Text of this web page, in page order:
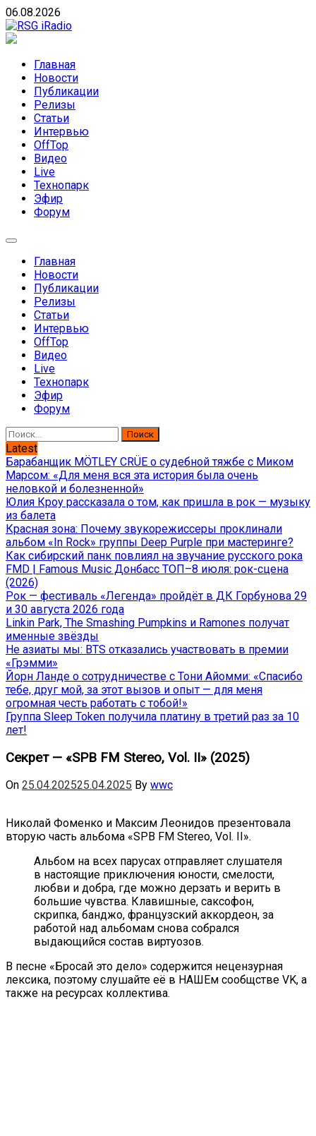
Skip
to
content
06.08.2026
направлений без возрастных ограничений
Главная
Новости
Публикации
Релизы
Статьи
Интервью
OffTop
Видео
Live
Технопарк
Эфир
Форум
Главная
Новости
Публикации
Релизы
Статьи
Интервью
OffTop
Видео
Live
Технопарк
Эфир
Форум
Найти:
Latest
Барабанщик MÖTLEY CRÜE о судебной тяжбе с Миком
Марсом: «Для меня вся эта история была очень
неловкой и болезненной»
Юлия Кроу рассказала о том, как пришла в рок — музыку
из балета
Красная зона: Почему звукорежиссеры проклинали
альбом «In Rock» группы Deep Purple при мастеринге?
Как сибирский панк повлиял на звучание русского рока
FMD | Famous Music Донбасс ТОП–8 июля: рок-сцена
(2026)
Рок — фестиваль «Легенда» пройдёт в ДК Горбунова 29
и 30 августа 2026 года
Linkin Park, The Smashing Pumpkins и Ramones получат
именные звёзды
Не азиаты мы: BTS отказались участвовать в премии
«Грэмми»
Йорн Ланде о сотрудничестве с Тони Айомми: «Спасибо
тебе, друг мой, за этот вызов и опыт — для меня
огромная честь работать с тобой!»
Группа Sleep Token получила платину в третий раз за 10
лет!
Секрет — «SPB FM Stereo, Vol. II» (2025)
On 25.04.202525.04.2025 By wwc
Николай Фоменко и Максим Леонидов презентовала
вторую часть альбома «SPB FM Stereo, Vol. II».
Альбом на всех парусах отправляет слушателя
в настоящие приключения юности, смелости,
любви и добра, где можно дерзать и верить в
большие чувства. Клавишные, саксофон,
скрипка, банджо, французский аккордеон, за
работой над альбомам снова собрался
выдающийся состав виртуозов.
В песне «Бросай это дело» содержится нецензурная
лексика, поэтому слушайте её в НАШЕм сообщстве VK, а
также на ресурсах коллектива.